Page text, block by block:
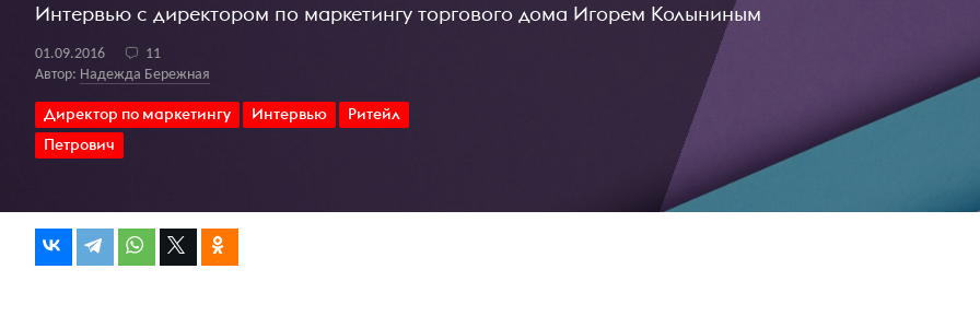
Интервью с директором по маркетингу торгового дома Игорем Колыниным
01.09.2016
11
Автор: Надежда Бережная
Директор по маркетингу Интервью
Ритейл
Петрович